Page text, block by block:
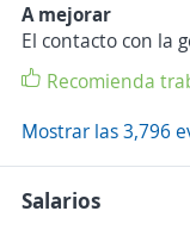
A mejorar
El contacto con la
Recomienda
Mostrar las 3,796
Salarios